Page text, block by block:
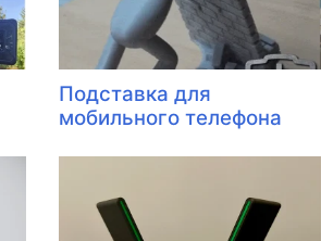
Подставка для
мобильного телефона